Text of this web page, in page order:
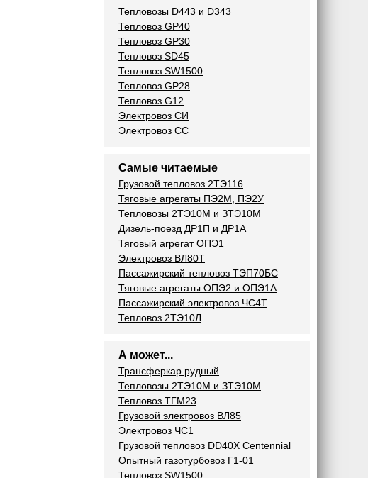
Тепловозы D443 и D343
Тепловоз GP40
Тепловоз GP30
Тепловоз SD45
Тепловоз SW1500
Тепловоз GP28
Тепловоз G12
Электровоз СИ
Электровоз СС
Самые читаемые
Грузовой тепловоз 2ТЭ116
Тяговые агрегаты ПЭ2М, ПЭ2У
Тепловозы 2ТЭ10М и ЗТЭ10М
Дизель-поезд ДР1П и ДР1А
Тяговый агрегат ОПЭ1
Электровоз ВЛ80Т
Пассажирский тепловоз ТЭП70БС
Тяговые агрегаты ОПЭ2 и ОПЭ1А
Пассажирский электровоз ЧС4Т
Тепловоз 2ТЭ10Л
А может...
Трансферкар рудный
Тепловозы 2ТЭ10М и ЗТЭ10М
Тепловоз ТГМ23
Грузовой электровоз ВЛ85
Электровоз ЧС1
Грузовой тепловоз DD40X Centennial
Опытный газотурбовоз Г1-01
Тепловоз SW1500